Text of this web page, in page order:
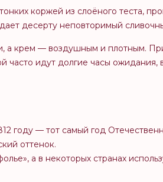
коржей из слоёного теста,
десерту неповторимый
а крем — воздушным и плотным.
часто идут долгие часы
году — тот самый год
оттенок.
а в некоторых странах